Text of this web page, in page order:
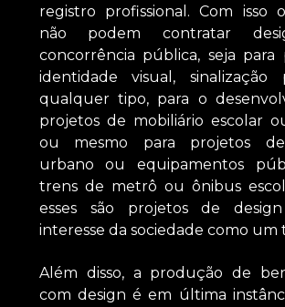
registro profissional. Com isso
não podem contratar
concorrência pública, seja para
identidade visual, sinalização
qualquer tipo, para o
projetos de mobiliário escolar
ou mesmo para projetos de
urbano ou equipamentos
trens de metrô ou ônibus
esses são projetos de
interesse da sociedade como um
Além disso, a produção de
com design é em última